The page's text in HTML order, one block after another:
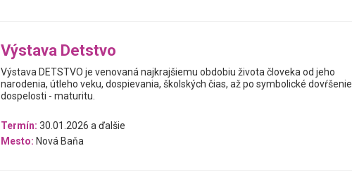
Výstava Detstvo
Výstava DETSTVO je venovaná najkrajšiemu obdobiu života človeka od jeho
narodenia, útleho veku, dospievania, školských čias, až po symbolické dovŕšenie
dospelosti - maturitu.
Termín: 30.01.2026 a ďalšie
Mesto: Nová Baňa